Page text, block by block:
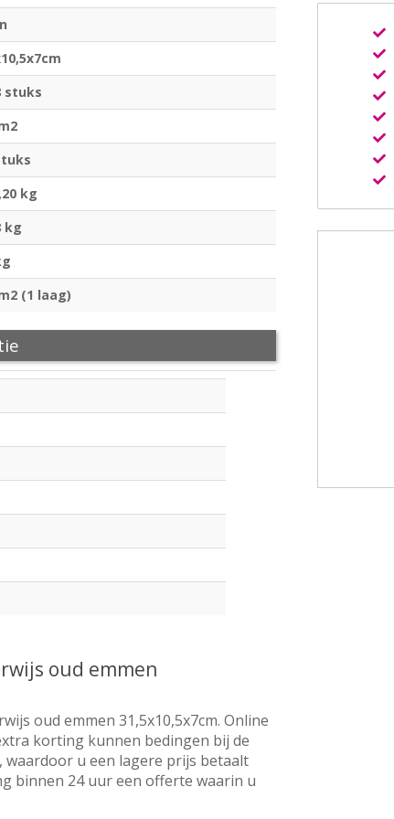
stuks
kg
kg
(1 laag)
oud emmen
oud emmen 31,5x10,5x7cm. Online
korting kunnen bedingen bij de
u een lagere prijs betaalt
binnen 24 uur een offerte waarin u